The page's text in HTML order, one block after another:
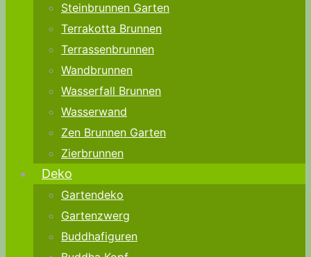
Steinbrunnen Garten
Terrakotta Brunnen
Terrassenbrunnen
Wandbrunnen
Wasserfall Brunnen
Wasserwand
Zen Brunnen Garten
Zierbrunnen
Deko
Gartendeko
Gartenzwerg
Buddhafiguren